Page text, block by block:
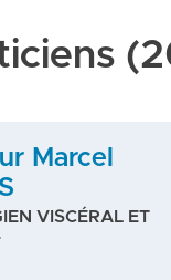
Marcel
VISCÉRAL ET